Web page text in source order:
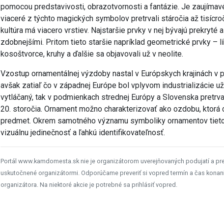
pomocou predstavivosti, obrazotvornosti a fantázie. Je
viaceré z týchto magických symbolov pretrvali stáročia až
kultúra má viacero vrstiev. Najstaršie prvky v nej bývajú prekryté
zdobnejšími. Pritom tieto staršie napríklad geometrické prvky –
kosoštvorce, kruhy a ďalšie sa objavovali už v neolite.
Vzostup ornamentálnej výzdoby nastal v Európskych krajinách v
avšak zatiaľ čo v západnej Európe bol vplyvom industrializácie
vytláčaný, tak v podmienkach strednej Európy a Slovenska
20. storočia. Ornament možno charakterizovať ako ozdobu, ktorá
predmet. Okrem samotného významu symboliky ornamentov
vizuálnu jedinečnosť a ľahkú identifikovateľnosť.
Portál www.kamdomesta.sk nie je organizátorom uverejňovaných podujatí a
uskutočnené organizátormi. Odporúčame preveriť si vopred termín a čas
organizátora. Na niektoré akcie je potrebné sa prihlásiť vopred.